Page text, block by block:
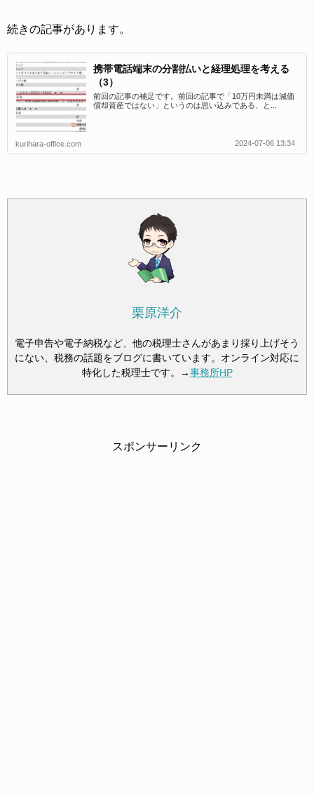
続きの記事があります。
携帯電話端末の分割払いと経理処理を考える
（3）
前回の記事の補足です。前回の記事で「10万円未満は減価
償却資産ではない」というのは思い込みである、と...
kurihara-office.com 2024-07-06 13:34
栗原洋介
電子申告や電子納税など、他の税理士さんがあまり採り上げそう
にない、税務の話題をブログに書いています。オンライン対応に
特化した税理士です。→事務所HP
スポンサーリンク